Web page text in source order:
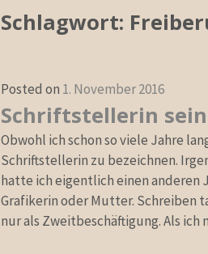
Schlagwort:
Posted on 1. November 2016
Schriftstellerin sein
Obwohl ich schon so viele Jahre
Schriftstellerin zu bezeichnen.
hatte ich eigentlich einen
Grafikerin oder Mutter. Schreiben
nur als Zweitbeschäftigung. Als ich